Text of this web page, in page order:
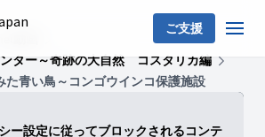
ご支援
ター～奇跡の大自然 コスタリカ編
た青い鳥～コンゴウインコ保護施設
ー設定に従ってブロックされるコンテ